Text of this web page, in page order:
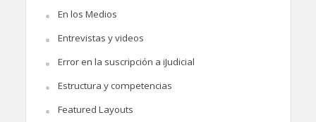
En los Medios
Entrevistas y videos
Error en la suscripción a iJudicial
Estructura y competencias
Featured Layouts